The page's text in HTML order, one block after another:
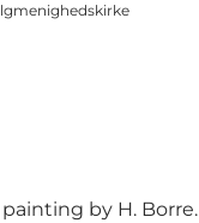
by H. Borre.